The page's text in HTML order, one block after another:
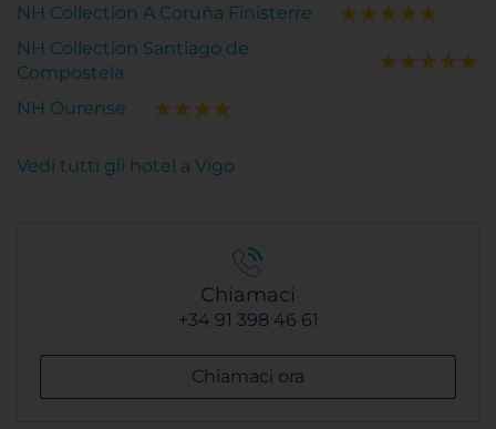
NH Collection A Coruña Finisterre
NH Collection Santiago de
Compostela
NH Ourense
Vedi tutti gli hotel a Vigo
Chiamaci
+34 91 398 46 61
Chiamaci ora